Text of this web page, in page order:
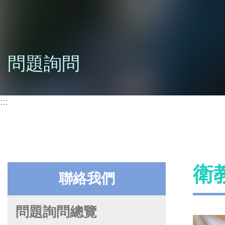
問題詢問
:::
聯絡我們
問題詢問總覽
衛